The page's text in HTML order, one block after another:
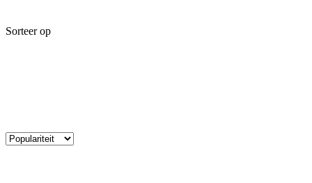
Sorteer op